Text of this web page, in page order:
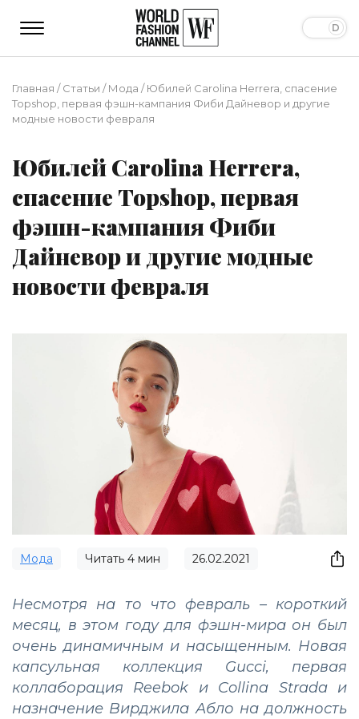
Главная /Статьи /Мода /Юбилей Carolina Herrera, спасение
Topshop, первая фэшн-кампания Фиби Дайневор и другие
модные новости февраля
Юбилей Carolina Herrera,
спасение Topshop, первая
фэшн-кампания Фиби
Дайневор и другие модные
новости февраля
Мода Читать 4 мин 26.02.2021
Несмотря на то что февраль – короткий
месяц, в этом году для фэшн-мира он был
очень динамичным и насыщенным. Новая
капсульная коллекция Gucci, первая
коллаборация Reebok и Collina Strada и
назначение Вирджила Абло на должность